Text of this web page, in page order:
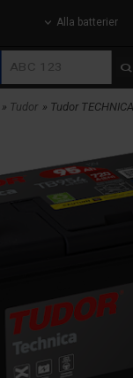
Alla batterier
» Tudor » Tudor